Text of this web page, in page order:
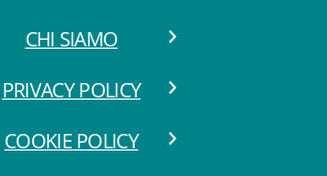
CHI SIAMO
PRIVACY POLICY
COOKIE POLICY